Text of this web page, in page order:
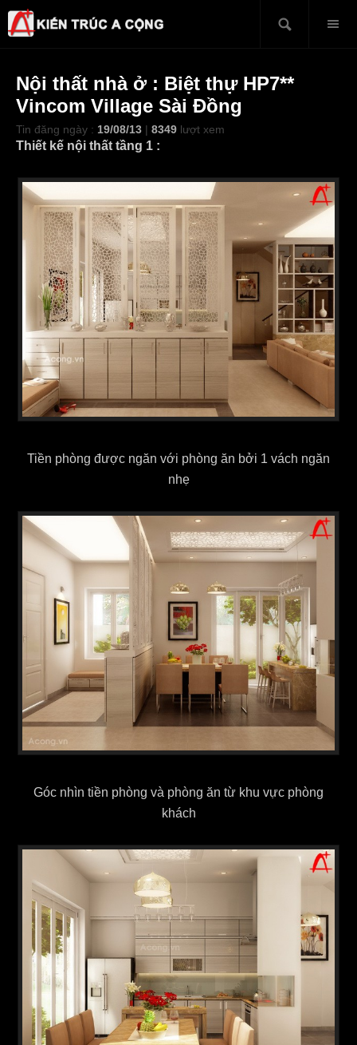
Nội thất nhà ở : Biệt thự HP7**
Vincom Village Sài Đồng
Tin đăng ngày : 19/08/13 | 8349 lượt xem
Thiết kế nội thất tầng 1 :
Tiền phòng được ngăn với phòng ăn bởi 1 vách ngăn
nhẹ
Góc nhìn tiền phòng và phòng ăn từ khu vực phòng
khách